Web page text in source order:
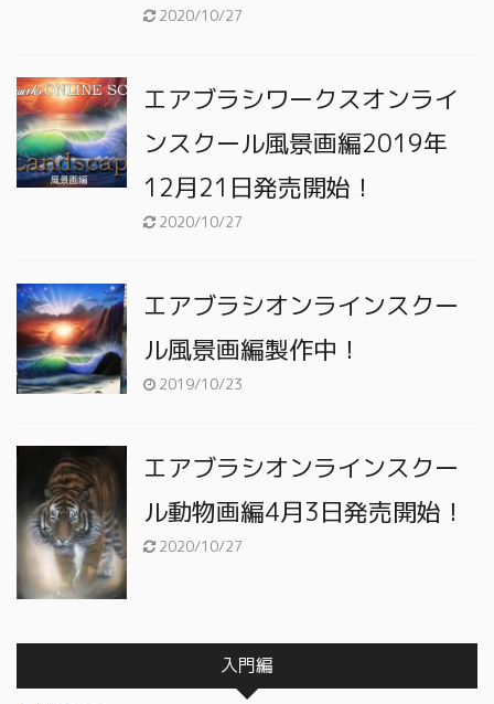
2020/10/27
エアブラシワークスオンライ
ンスクール風景画編2019年
12月21日発売開始！
2020/10/27
エアブラシオンラインスクー
ル風景画編製作中！
2019/10/23
エアブラシオンラインスクー
ル動物画編4月3日発売開始！
2020/10/27
入門編